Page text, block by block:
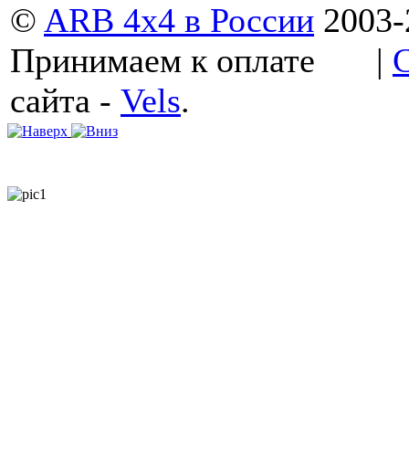
© ARB 4x4 в России
Принимаем к оплате
|
сайта - Vels.